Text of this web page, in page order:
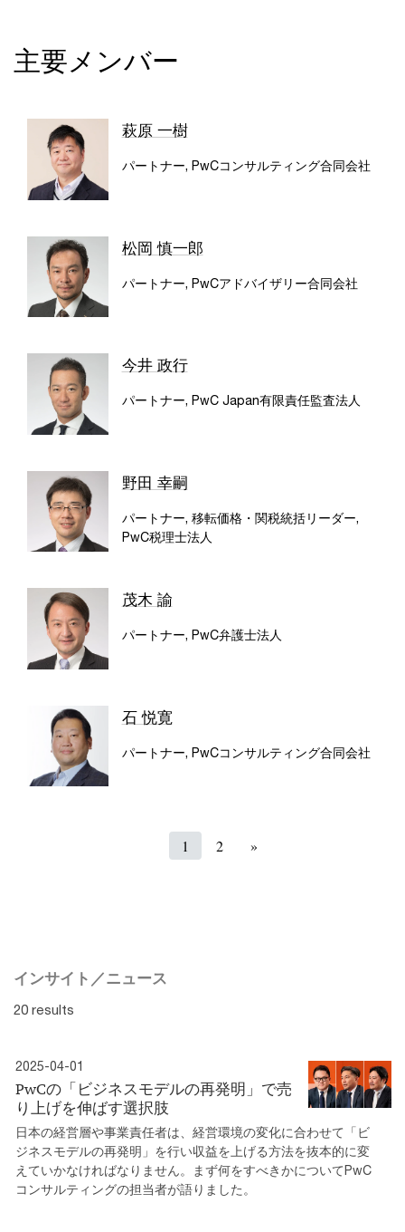
主要メンバー
萩原 一樹
パートナー, PwCコンサルティング合同会社
松岡 慎一郎
パートナー, PwCアドバイザリー合同会社
今井 政行
パートナー, PwC Japan有限責任監査法人
野田 幸嗣
パートナー, 移転価格・関税統括リーダー,
PwC税理士法人
茂木 諭
パートナー, PwC弁護士法人
石 悦寛
パートナー, PwCコンサルティング合同会社
1 2 »
インサイト／ニュース
20 results
2025-04-01
PwCの「ビジネスモデルの再発明」で売
り上げを伸ばす選択肢
日本の経営層や事業責任者は、経営環境の変化に合わせて「ビ
ジネスモデルの再発明」を行い収益を上げる方法を抜本的に変
えていかなければなりません。まず何をすべきかについてPwC
コンサルティングの担当者が語りました。